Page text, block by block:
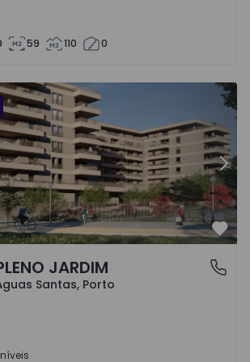
59 110 0
- 3
Porto JARDIM
Santas, Porto